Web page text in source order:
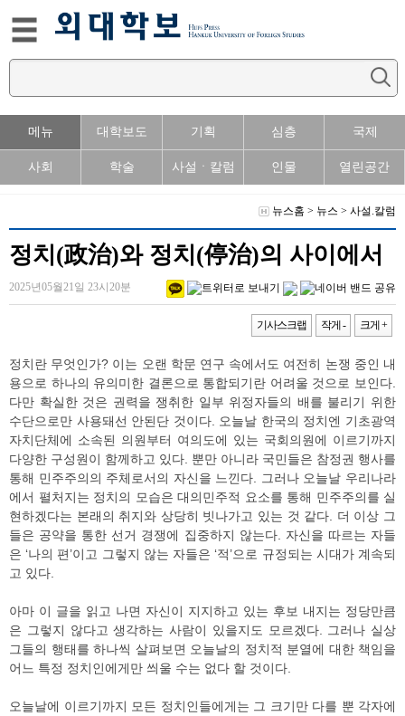
메뉴 대학보도 기획 심층 국제
사회 학술 사설ㆍ칼럼 인물 열린공간
뉴스홈 > 뉴스 > 사설.칼럼
정치(政治)와 정치(停治)의 사이에서
2025년05월21일 23시20분
기사스크랩 작게 - 크게 +
정치란 무엇인가? 이는 오랜 학문 연구 속에서도 여전히 논쟁 중인 내
용으로 하나의 유의미한 결론으로 통합되기란 어려울 것으로 보인다.
다만 확실한 것은 권력을 쟁취한 일부 위정자들의 배를 불리기 위한
수단으로만 사용돼선 안된단 것이다. 오늘날 한국의 정치엔 기초광역
자치단체에 소속된 의원부터 여의도에 있는 국회의원에 이르기까지
다양한 구성원이 함께하고 있다. 뿐만 아니라 국민들은 참정권 행사를
통해 민주주의의 주체로서의 자신을 느낀다. 그러나 오늘날 우리나라
에서 펼처지는 정치의 모습은 대의민주적 요소를 통해 민주주의를 실
현하겠다는 본래의 취지와 상당히 빗나가고 있는 것 같다. 더 이상 그
들은 공약을 통한 선거 경쟁에 집중하지 않는다. 자신을 따르는 자들
은 ‘나의 편’이고 그렇지 않는 자들은 ‘적’으로 규정되는 시대가 계속되
고 있다.
아마 이 글을 읽고 나면 자신이 지지하고 있는 후보 내지는 정당만큼
은 그렇지 않다고 생각하는 사람이 있을지도 모르겠다. 그러나 실상
그들의 행태를 하나씩 살펴보면 오늘날의 정치적 분열에 대한 책임을
어느 특정 정치인에게만 씌울 수는 없다 할 것이다.
오늘날에 이르기까지 모든 정치인들에게는 그 크기만 다를 뿐 각자에